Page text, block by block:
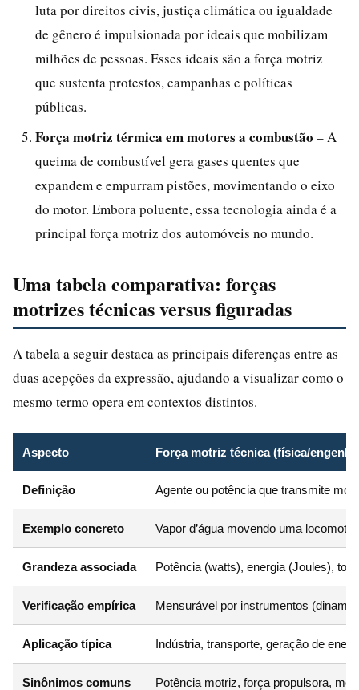
luta por direitos civis, justiça climática ou igualdade
de gênero é impulsionada por ideais que mobilizam
milhões de pessoas. Esses ideais são a força motriz
que sustenta protestos, campanhas e políticas
públicas.
Força motriz térmica em motores a combustão – A
queima de combustível gera gases quentes que
expandem e empurram pistões, movimentando o eixo
do motor. Embora poluente, essa tecnologia ainda é a
principal força motriz dos automóveis no mundo.
Uma tabela comparativa: forças
motrizes técnicas versus figuradas
A tabela a seguir destaca as principais diferenças entre as
duas acepções da expressão, ajudando a visualizar como o
mesmo termo opera em contextos distintos.
Aspecto Força motriz técnica (física/
Definição Agente ou potência que transmite
Exemplo concreto Vapor d’água movendo uma
Grandeza associada Potência (watts), energia (Joules),
Verificação empírica Mensurável por instrumentos
Aplicação típica Indústria, transporte, geração de
Sinônimos comuns Potência motriz, força propulsora,